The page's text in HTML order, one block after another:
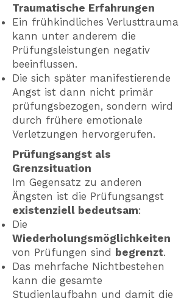
Traumatische Erfahrungen
Ein frühkindliches Verlusttrauma
kann unter anderem die
Prüfungsleistungen negativ
beeinflussen.
Die sich später manifestierende
Angst ist dann nicht primär
prüfungsbezogen, sondern wird
durch frühere emotionale
Verletzungen hervorgerufen.
Prüfungsangst als
Grenzsituation
Im Gegensatz zu anderen
Ängsten ist die Prüfungsangst
existenziell bedeutsam:
Die
Wiederholungsmöglichkeiten
von Prüfungen sind begrenzt.
Das mehrfache Nichtbestehen
kann die gesamte
Studienlaufbahn und damit die